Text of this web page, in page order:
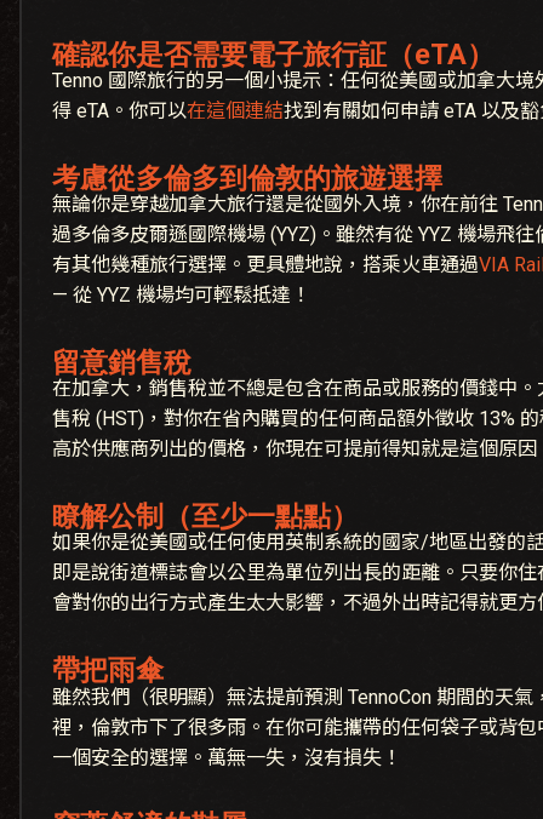
確認你是否需要電子旅行証（eTA）
Tenno 國際旅行的另一個小提示：任何從美國或加拿大
得 eTA。你可以在這個連結找到有關如何申請 eTA 以及
考慮從多倫多到倫敦的旅遊選擇
無論你是穿越加拿大旅行還是從國外入境，你在前往
過多倫多皮爾遜國際機場 (YYZ)。雖然有從 YYZ 機場飛
有其他幾種旅行選擇。更具體地說，搭乘火車通過VIA
— 從 YYZ 機場均可輕鬆抵達！
留意銷售稅
在加拿大，銷售稅並不總是包含在商品或服務的價錢中
售稅 (HST)，對你在省內購買的任何商品額外徵收 13%
高於供應商列出的價格，你現在可提前得知就是這個原因
瞭解公制（至少一點點）
如果你是從美國或任何使用英制系統的國家/地區出發的
即是說街道標誌會以公里為單位列出長的距離。只要你
會對你的出行方式產生太大影響，不過外出時記得就更方
帶把雨傘
雖然我們（很明顯）無法提前預測 TennoCon 期間的天
裡，倫敦市下了很多雨。在你可能攜帶的任何袋子或背
一個安全的選擇。萬無一失，沒有損失！